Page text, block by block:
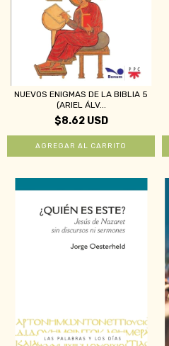
NUEVOS ENIGMAS DE LA BIBLIA 5
(ARIEL ÁLV...
$8.62 USD